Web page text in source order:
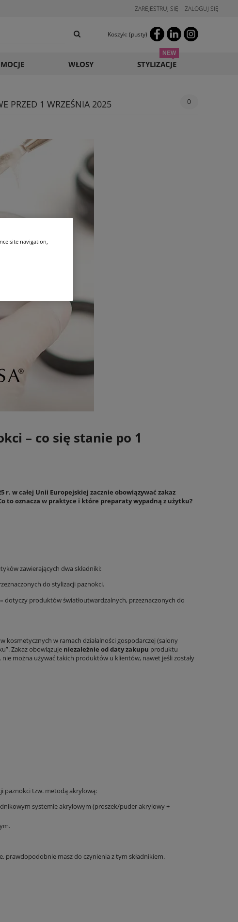
ZAREJESTRUJ SIĘ ZALOGUJ SIĘ
Koszyk: (pusty)
WŁOSY STYLIZACJE
PRZED 1 WRZEŚNIA 2025 0
– co się stanie po 1
r. w całej Unii Europejskiej zacznie obowiązywać zakaz
to oznacza w praktyce i które preparaty wypadną z użytku?
zawierających dwa składniki:
do stylizacji paznokci.
dotyczy produktów światłoutwardzalnych, przeznaczonych do
w ramach działalności gospodarczej (salony
Zakaz obowiązuje niezależnie od daty zakupu produktu
można używać takich produktów u klientów, nawet jeśli zostały
paznokci tzw. metodą akrylową:
systemie akrylowym (proszek/puder akrylowy +
prawdopodobnie masz do czynienia z tym składnikiem.
site navigation,